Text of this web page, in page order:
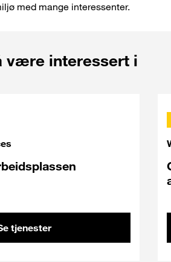
med mange interessenter.
være interessert i
tjenester